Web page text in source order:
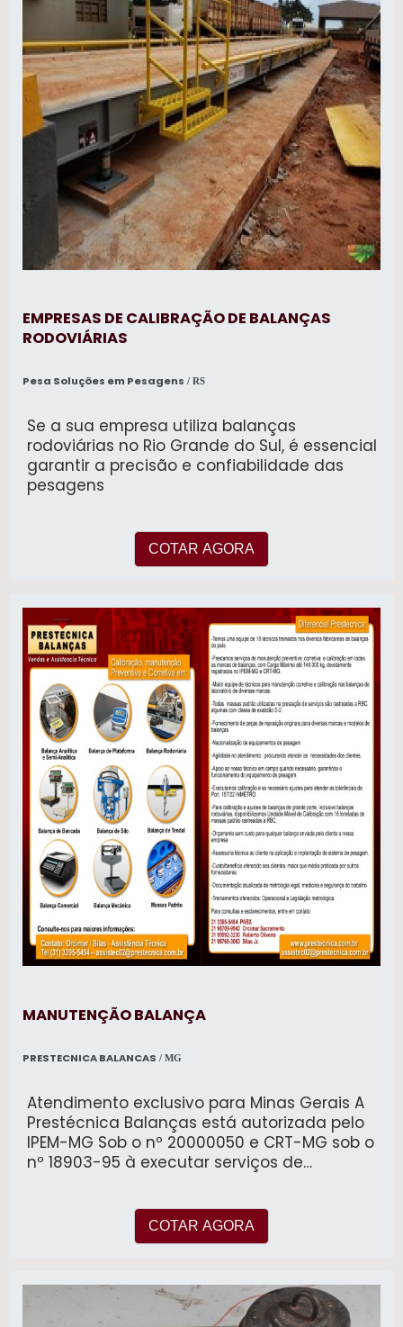
EMPRESAS DE CALIBRAÇÃO DE BALANÇAS
RODOVIÁRIAS
Pesa Soluções em Pesagens / RS
Se a sua empresa utiliza balanças
rodoviárias no Rio Grande do Sul, é essencial
garantir a precisão e confiabilidade das
pesagens
COTAR AGORA
MANUTENÇÃO BALANÇA
PRESTECNICA BALANCAS / MG
Atendimento exclusivo para Minas Gerais A
Prestécnica Balanças está autorizada pelo
IPEM-MG Sob o nº 20000050 e CRT-MG sob o
nº 18903-95 à executar serviços de
calibração com emissão de certificado de
conformidade de balanças de todos os
fornecimento e instalação de software
gerenciador de pesagem para balanças
rodoviárias. automação de balanças
COTAR AGORA